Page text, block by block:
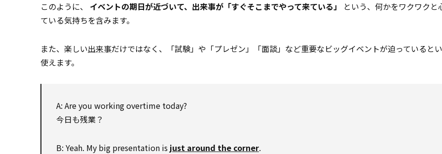
このように、 イベントの期日が近づいて、出来事が「すぐそこまでやって来ている」
という、何かをワクワクと
ている気持ちを含みます。
また、楽しい出来事だけではなく、「試験」や「プレゼン」「面談」など重要なビッグイベントが迫っていると
使えます。
A: Are you working overtime today?
今日も残業？
B: Yeah. My big presentation is just around the corner.